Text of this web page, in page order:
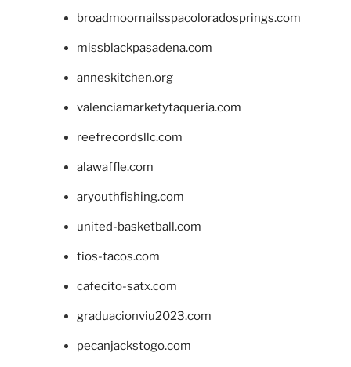
broadmoornailsspacoloradosprings.com
missblackpasadena.com
anneskitchen.org
valenciamarketytaqueria.com
reefrecordsllc.com
alawaffle.com
aryouthfishing.com
united-basketball.com
tios-tacos.com
cafecito-satx.com
graduacionviu2023.com
pecanjackstogo.com